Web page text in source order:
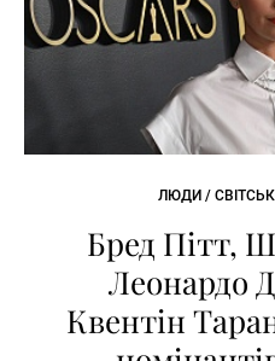
ЛЮДИ /
Бред Пітт,
Леонардо
Квентін